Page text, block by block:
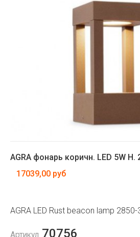
AGRA фонарь коричн. LED 5W H.
17039,00 руб
AGRA LED Rust beacon lamp 2850-
70756